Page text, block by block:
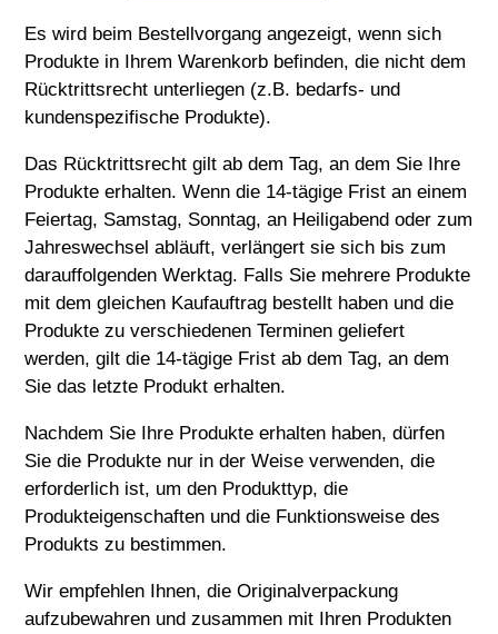
Es wird beim Bestellvorgang angezeigt, wenn sich
Produkte in Ihrem Warenkorb befinden, die nicht dem
Rücktrittsrecht unterliegen (z.B. bedarfs- und
kundenspezifische Produkte).
Das Rücktrittsrecht gilt ab dem Tag, an dem Sie Ihre
Produkte erhalten. Wenn die 14-tägige Frist an einem
Feiertag, Samstag, Sonntag, an Heiligabend oder zum
Jahreswechsel abläuft, verlängert sie sich bis zum
darauffolgenden Werktag. Falls Sie mehrere Produkte
mit dem gleichen Kaufauftrag bestellt haben und die
Produkte zu verschiedenen Terminen geliefert
werden, gilt die 14-tägige Frist ab dem Tag, an dem
Sie das letzte Produkt erhalten.
Nachdem Sie Ihre Produkte erhalten haben, dürfen
Sie die Produkte nur in der Weise verwenden, die
erforderlich ist, um den Produkttyp, die
Produkteigenschaften und die Funktionsweise des
Produkts zu bestimmen.
Wir empfehlen Ihnen, die Originalverpackung
aufzubewahren und zusammen mit Ihren Produkten